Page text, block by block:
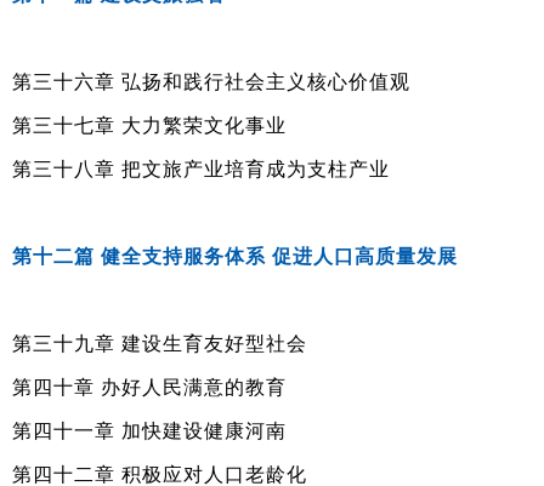
第三十六章 弘扬和践行社会主义核心价值观
第三十七章 大力繁荣文化事业
第三十八章 把文旅产业培育成为支柱产业
第十二篇 健全支持服务体系 促进人口高质量发展
第三十九章 建设生育友好型社会
第四十章 办好人民满意的教育
第四十一章 加快建设健康河南
第四十二章 积极应对人口老龄化